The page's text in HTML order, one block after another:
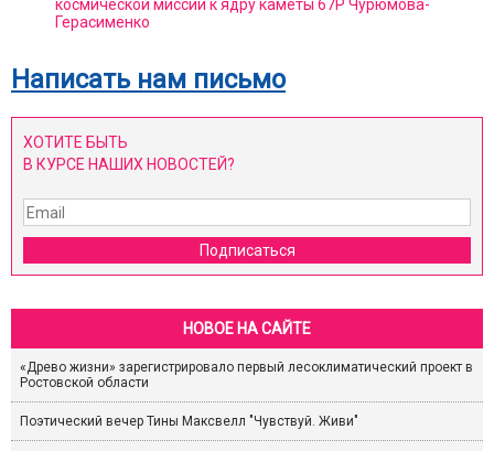
космической миссии к ядру каметы 67Р Чурюмова-
Герасименко
Написать нам письмо
ХОТИТЕ БЫТЬ
В КУРСЕ НАШИХ НОВОСТЕЙ?
Подписаться
НОВОЕ НА САЙТЕ
«Древо жизни» зарегистрировало первый лесоклиматический проект в
Ростовской области
Поэтический вечер Тины Максвелл "Чувствуй. Живи"